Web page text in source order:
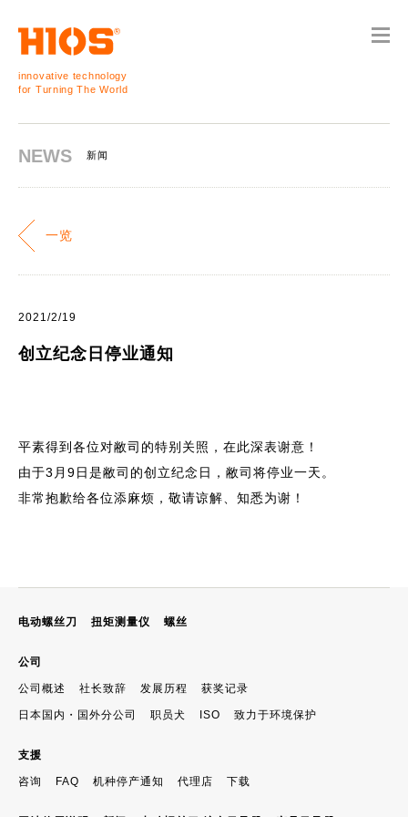
innovative technology
for Turning The World
NEWS 新闻
一览
2021/2/19
创立纪念日停业通知
平素得到各位对敝司的特别关照，在此深表谢意！
由于3月9日是敝司的创立纪念日，敝司将停业一天。
非常抱歉给各位添麻烦，敬请谅解、知悉为谢！
电动螺丝刀 扭矩测量仪 螺丝
公司
公司概述 社长致辞 发展历程 获奖记录
日本国内・国外分公司 职员犬 ISO 致力于环境保护
支援
咨询 FAQ 机种停产通知 代理店 下载